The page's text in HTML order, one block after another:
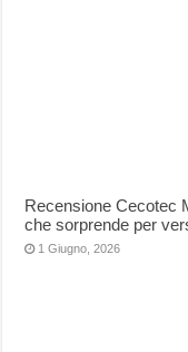
Recensione Cecotec
che sorprende per
1 Giugno, 2026